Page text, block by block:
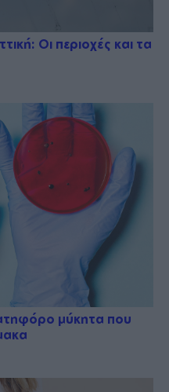
Οι περιοχές και τα
μύκητα που